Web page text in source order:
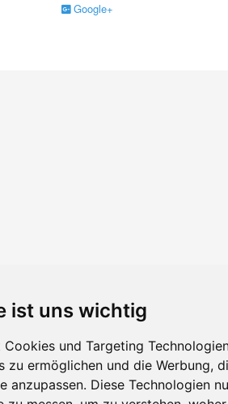
ist uns wichtig
und Targeting
zu ermöglichen und die Werbung,
anzupassen. Diese Technologien
Google+